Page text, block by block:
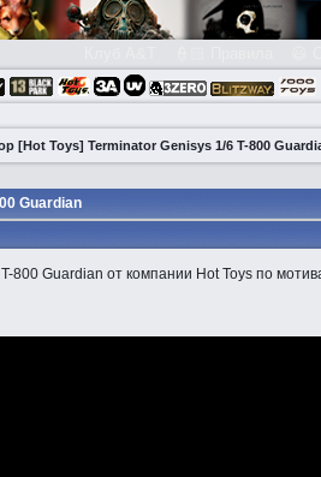
[Hot Toys] Terminator Genisys 1/6 T-800
Guardian
800 Guardian от компании Hot Toys по